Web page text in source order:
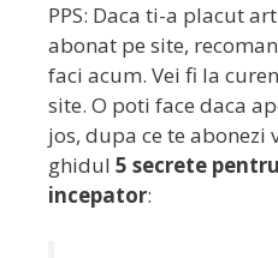
PPS: Daca ti-a placut
abonat pe site,
faci acum. Vei fi la
site. O poti face daca
jos, dupa ce te
ghidul 5 secrete
incepator: